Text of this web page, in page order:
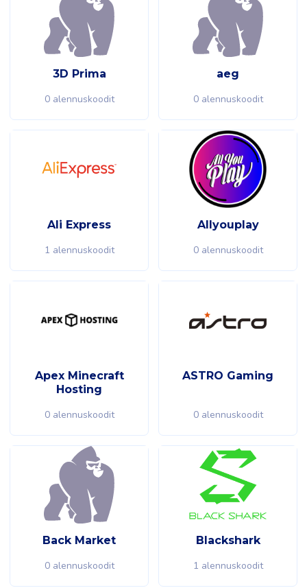
3D Prima
0 alennuskoodit
aeg
0 alennuskoodit
Ali Express
1 alennuskoodit
Allyouplay
0 alennuskoodit
Apex Minecraft
Hosting
0 alennuskoodit
ASTRO Gaming
0 alennuskoodit
Back Market
0 alennuskoodit
Blackshark
1 alennuskoodit